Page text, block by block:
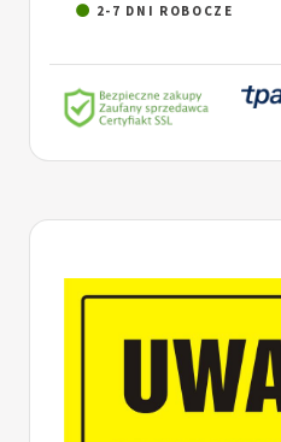
2-7 DNI ROBOCZE